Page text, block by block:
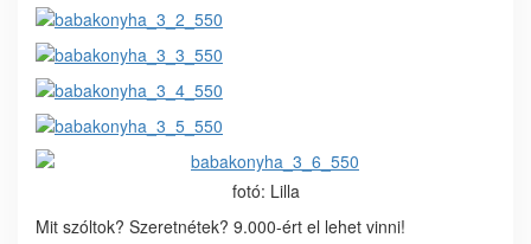
fotó: Lilla
Mit szóltok? Szeretnétek? 9.000-ért el lehet vinni!